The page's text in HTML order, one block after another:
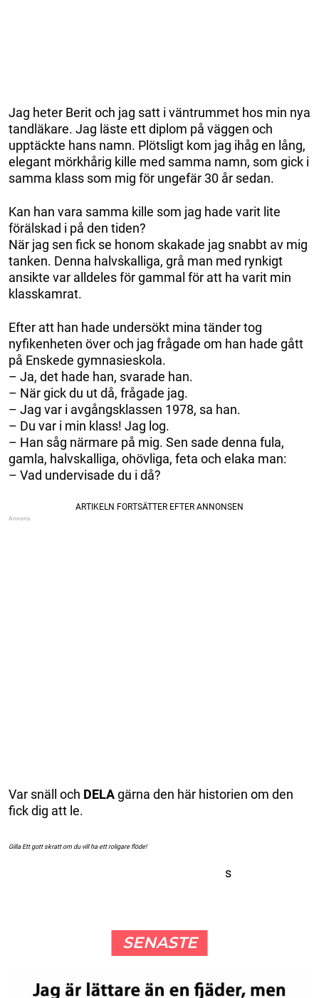
Jag heter Berit och jag satt i väntrummet hos min nya
tandläkare. Jag läste ett diplom på väggen och
upptäckte hans namn. Plötsligt kom jag ihåg en lång,
elegant mörkhårig kille med samma namn, som gick i
samma klass som mig för ungefär 30 år sedan.
Kan han vara samma kille som jag hade varit lite
förälskad i på den tiden?
När jag sen fick se honom skakade jag snabbt av mig
tanken. Denna halvskalliga, grå man med rynkigt
ansikte var alldeles för gammal för att ha varit min
klasskamrat.
Efter att han hade undersökt mina tänder tog
nyfikenheten över och jag frågade om han hade gått
på Enskede gymnasieskola.
– Ja, det hade han, svarade han.
– När gick du ut då, frågade jag.
– Jag var i avgångsklassen 1978, sa han.
– Du var i min klass! Jag log.
– Han såg närmare på mig. Sen sade denna fula,
gamla, halvskalliga, ohövliga, feta och elaka man:
– Vad undervisade du i då?
Var snäll och DELAgärna den här historien om den
fick dig att le.
Gilla Ett gott skratt om du vill ha ett roligare flöde!
s
SENASTE